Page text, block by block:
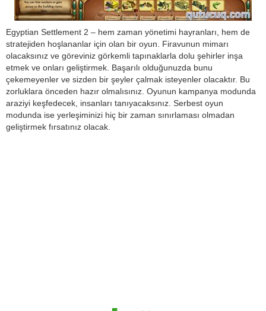
Egyptian Settlement 2 – hem zaman yönetimi hayranları, hem de
stratejiden hoşlananlar için olan bir oyun. Firavunun mimarı
olacaksınız ve göreviniz görkemli tapınaklarla dolu şehirler inşa
etmek ve onları geliştirmek. Başarılı olduğunuzda bunu
çekemeyenler ve sizden bir şeyler çalmak isteyenler olacaktır. Bu
zorluklara önceden hazır olmalısınız. Oyunun kampanya modunda
araziyi keşfedecek, insanları tanıyacaksınız. Serbest oyun
modunda ise yerleşiminizi hiç bir zaman sınırlaması olmadan
geliştirmek fırsatınız olacak.